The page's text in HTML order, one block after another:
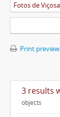
Fotos de Viçosa
Print preview
3 results
objects